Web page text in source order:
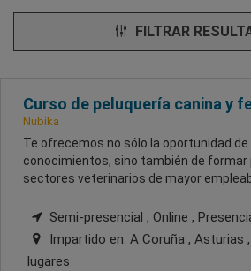
FILTRAR
Curso de peluquería canina y
Nubika
Te ofrecemos no sólo la oportunidad
conocimientos, sino también de formar
sectores veterinarios de mayor
Semi-presencial , Online ,
Impartido en: A Coruña , Asturias
lugares